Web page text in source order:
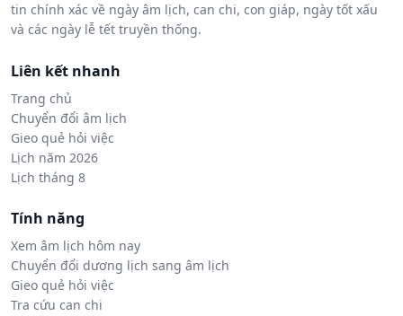
tin chính xác về ngày âm lịch, can chi, con giáp, ngày tốt xấu
và các ngày lễ tết truyền thống.
Liên kết nhanh
Trang chủ
Chuyển đổi âm lịch
Gieo quẻ hỏi việc
Lịch năm 2026
Lịch tháng 8
Tính năng
Xem âm lịch hôm nay
Chuyển đổi dương lịch sang âm lịch
Gieo quẻ hỏi việc
Tra cứu can chi